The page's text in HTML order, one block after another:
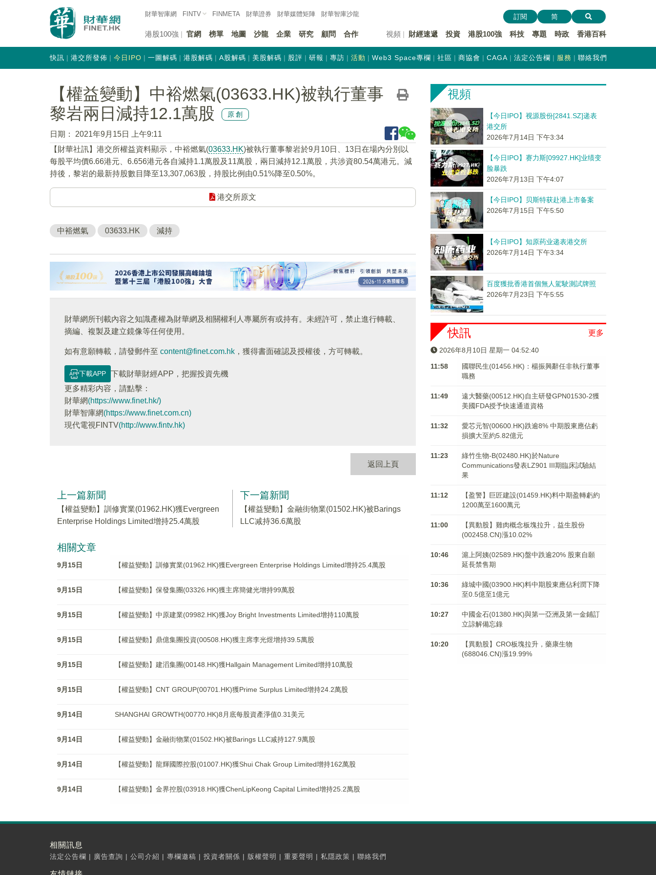
財華智庫網 FINTV FINMETA 財華證券 財華媒體矩陣 財華智庫沙龍
港股100強 官網 榜單 地圖 沙龍 企業 研究 顧問 合作 視頻 財經速遞 投資 港股100強 科技 專題 時政 香港百科
訂閱 简
快訊 港交所發佈 今日IPO 一圖解碼 港股解碼 A股解碼 美股解碼 股評 研報 專訪 活動 Web3 Space專欄 社區 商協會 CAGA 法定公告欄 服務 聯絡我們
【權益變動】中裕燃氣(03633.HK)被執行董事
黎岩兩日減持12.1萬股
原創
日期：
2021年9月15日 上午9:11
【財華社訊】港交所權益資料顯示，中裕燃氣(03633.HK)被執行董事黎岩於9月10日、13日在場內分別以
每股平均價6.66港元、6.656港元各自減持1.1萬股及11萬股，兩日減持12.1萬股，共涉資80.54萬港元。減
持後，黎岩的最新持股數目降至13,307,063股，持股比例由0.51%降至0.50%。
港交所原文
中裕燃氣 03633.HK 減持
財華網所刊載內容之知識產權為財華網及相關權利人專屬所有或持有。未經許可，禁止進行轉載、
摘編、複製及建立鏡像等任何使用。
如有意願轉載，請發郵件至 content@finet.com.hk ，獲得書面確認及授權後，方可轉載。
下載APP
下載財華財經APP，把握投資先機
更多精彩内容，請點擊：
財華網(https://www.finet.hk/)
財華智庫網(https://www.finet.com.cn)
現代電視FINTV(http://www.fintv.hk)
返回上頁
上一篇新聞
【權益變動】訓修實業(01962.HK)獲Evergreen
Enterprise Holdings Limited增持25.4萬股
下一篇新聞
【權益變動】金融街物業(01502.HK)被Barings
LLC减持36.6萬股
相關文章
9月15日 【權益變動】訓修實業(01962.HK)獲Evergreen Enterprise Holdings Limited增持25.4萬股
9月15日 【權益變動】保發集團(03326.HK)獲主席簡健光增持99萬股
9月15日 【權益變動】中原建業(09982.HK)獲Joy Bright Investments Limited增持110萬股
9月15日 【權益變動】鼎億集團投資(00508.HK)獲主席李光煜增持39.5萬股
9月15日 【權益變動】建滔集團(00148.HK)獲Hallgain Management Limited增持10萬股
9月15日 【權益變動】CNT GROUP(00701.HK)獲Prime Surplus Limited增持24.2萬股
9月14日 SHANGHAI GROWTH(00770.HK)8月底每股資產淨值0.31美元
9月14日 【權益變動】金融街物業(01502.HK)被Barings LLC减持127.9萬股
9月14日 【權益變動】龍輝國際控股(01007.HK)獲Shui Chak Group Limited增持162萬股
9月14日 【權益變動】金界控股(03918.HK)獲ChenLipKeong Capital Limited增持25.2萬股
視頻
【今日IPO】视源股份[2841.SZ]递表
港交所
2026年7月14日 下午3:34
【今日IPO】赛力斯[09927.HK]业绩变
脸暴跌
2026年7月13日 下午4:07
【今日IPO】贝斯特获赴港上市备案
2026年7月15日 下午5:50
【今日IPO】知原药业递表港交所
2026年7月14日 下午3:34
百度獲批香港首個無人駕駛測試牌照
2026年7月23日 下午5:55
更多
快訊
2026年8月10日 星期一 04:52:40
11:58
國聯民生(01456.HK)：楊振興辭任非執行董事
職務
11:49
遠大醫藥(00512.HK)自主研發GPN01530-2獲
美國FDA授予快速通道資格
11:32
愛芯元智(00600.HK)跌逾8% 中期股東應佔虧
損擴大至約5.82億元
11:23
綠竹生物-B(02480.HK)於Nature
Communications發表LZ901 III期臨床試驗結
果
11:12
【盈警】巨匠建設(01459.HK)料中期盈轉虧約
1200萬至1600萬元
11:00
【異動股】雞肉概念板塊拉升，益生股份
(002458.CN)漲10.02%
10:46
滬上阿姨(02589.HK)盤中跌逾20% 股東自願
延長禁售期
10:36
綠城中國(03900.HK)料中期股東應佔利潤下降
至0.5億至1億元
10:27
中國金石(01380.HK)與第一亞洲及第一金鋪訂
立諒解備忘錄
10:20
【異動股】CRO板塊拉升，藥康生物
(688046.CN)漲19.99%
相關訊息
法定公告欄 | 廣告查詢 | 公司介紹 | 專欄邀稿 | 投資者關係 | 版權聲明 | 重要聲明 | 私隱政策 | 聯絡我們